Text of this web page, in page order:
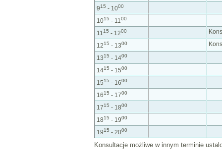
915 - 1000
1015 - 1100
1115 - 1200
1215 - 1300
1315 - 1400
1415 - 1500
1515 - 1600
1615 - 1700
1715 - 1800
1815 - 1900
1915 - 2000
Konsultacje możliwe w innym terminie